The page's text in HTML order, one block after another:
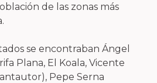
de las zonas más
se encontraban Ángel
Plana, El Koala, Vicente
Pepe Serna